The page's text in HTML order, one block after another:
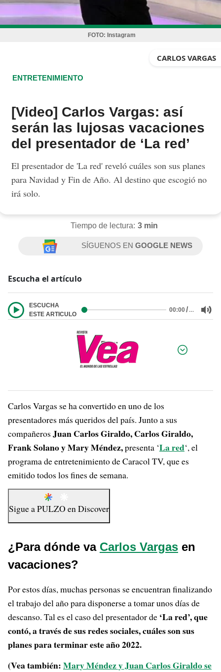
FOTO: Instagram
CARLOS VARGAS
ENTRETENIMIENTO
[Video] Carlos Vargas: así
serán las lujosas vacaciones
del presentador de ‘La red’
El presentador de 'La red' reveló cuáles son sus planes
para Navidad y Fin de Año. Al destino que escogió no
irá solo.
Tiempo de lectura: 3 min
SÍGUENOS ENGOOGLE NEWS
Escucha el artículo
ESCUCHA
ESTE ARTICULO
00:00/…
Por:
Carlos Vargas se ha convertido en uno de los
presentadores más queridos del país. Junto a sus
compañeros Juan Carlos Giraldo, Carlos Giraldo,
Frank Solano yMary Méndez,presenta ‘La red‘, el
programa de entretenimiento de Caracol TV, que es
emitido todos los fines de semana.
Sigue aPULZO enDiscover
¿Para dónde va Carlos Vargas en
vacaciones?
Por estos días, muchas personas se encuentran finalizando
el trabajo del año para disponerse a tomar unos días de
descanso. Tal es el caso del presentador de ‘La red’, que
contó, a través de sus redes sociales, cuáles son sus
planes para terminar este año 2022.
(Vea también:Mary Méndez y Juan Carlos Giraldo se